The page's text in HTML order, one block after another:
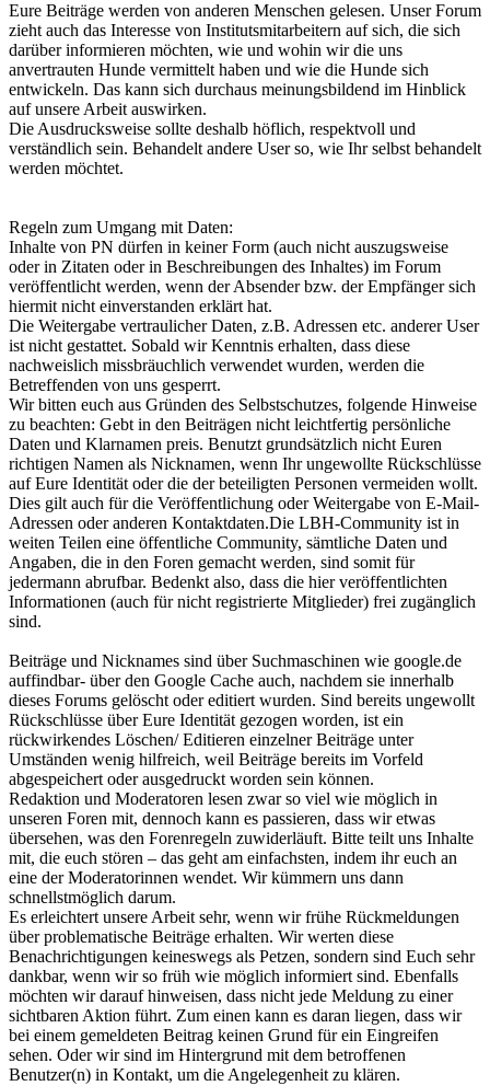
Eure Beiträge werden von anderen Menschen gelesen. Unser Forum
zieht auch das Interesse von Institutsmitarbeitern auf sich, die sich
darüber informieren möchten, wie und wohin wir die uns
anvertrauten Hunde vermittelt haben und wie die Hunde sich
entwickeln. Das kann sich durchaus meinungsbildend im Hinblick
auf unsere Arbeit auswirken.
Die Ausdrucksweise sollte deshalb höflich, respektvoll und
verständlich sein. Behandelt andere User so, wie Ihr selbst behandelt
werden möchtet.
Regeln zum Umgang mit Daten:
Inhalte von PN dürfen in keiner Form (auch nicht auszugsweise
oder in Zitaten oder in Beschreibungen des Inhaltes) im Forum
veröffentlicht werden, wenn der Absender bzw. der Empfänger sich
hiermit nicht einverstanden erklärt hat.
Die Weitergabe vertraulicher Daten, z.B. Adressen etc. anderer User
ist nicht gestattet. Sobald wir Kenntnis erhalten, dass diese
nachweislich missbräuchlich verwendet wurden, werden die
Betreffenden von uns gesperrt.
Wir bitten euch aus Gründen des Selbstschutzes, folgende Hinweise
zu beachten: Gebt in den Beiträgen nicht leichtfertig persönliche
Daten und Klarnamen preis. Benutzt grundsätzlich nicht Euren
richtigen Namen als Nicknamen, wenn Ihr ungewollte Rückschlüsse
auf Eure Identität oder die der beteiligten Personen vermeiden wollt.
Dies gilt auch für die Veröffentlichung oder Weitergabe von E-Mail-
Adressen oder anderen Kontaktdaten.Die LBH-Community ist in
weiten Teilen eine öffentliche Community, sämtliche Daten und
Angaben, die in den Foren gemacht werden, sind somit für
jedermann abrufbar. Bedenkt also, dass die hier veröffentlichten
Informationen (auch für nicht registrierte Mitglieder) frei zugänglich
sind.
Beiträge und Nicknames sind über Suchmaschinen wie google.de
auffindbar- über den Google Cache auch, nachdem sie innerhalb
dieses Forums gelöscht oder editiert wurden. Sind bereits ungewollt
Rückschlüsse über Eure Identität gezogen worden, ist ein
rückwirkendes Löschen/ Editieren einzelner Beiträge unter
Umständen wenig hilfreich, weil Beiträge bereits im Vorfeld
abgespeichert oder ausgedruckt worden sein können.
Redaktion und Moderatoren lesen zwar so viel wie möglich in
unseren Foren mit, dennoch kann es passieren, dass wir etwas
übersehen, was den Forenregeln zuwiderläuft. Bitte teilt uns Inhalte
mit, die euch stören – das geht am einfachsten, indem ihr euch an
eine der Moderatorinnen wendet. Wir kümmern uns dann
schnellstmöglich darum.
Es erleichtert unsere Arbeit sehr, wenn wir frühe Rückmeldungen
über problematische Beiträge erhalten. Wir werten diese
Benachrichtigungen keineswegs als Petzen, sondern sind Euch sehr
dankbar, wenn wir so früh wie möglich informiert sind. Ebenfalls
möchten wir darauf hinweisen, dass nicht jede Meldung zu einer
sichtbaren Aktion führt. Zum einen kann es daran liegen, dass wir
bei einem gemeldeten Beitrag keinen Grund für ein Eingreifen
sehen. Oder wir sind im Hintergrund mit dem betroffenen
Benutzer(n) in Kontakt, um die Angelegenheit zu klären.